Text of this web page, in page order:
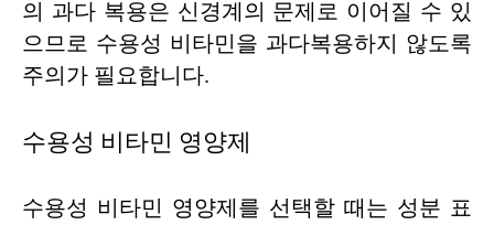
의 과다 복용은 신경계의 문제로 이어질 수 있
으므로 수용성 비타민을 과다복용하지 않도록
주의가 필요합니다.
수용성 비타민 영양제
수용성 비타민 영양제를 선택할 때는 성분 표